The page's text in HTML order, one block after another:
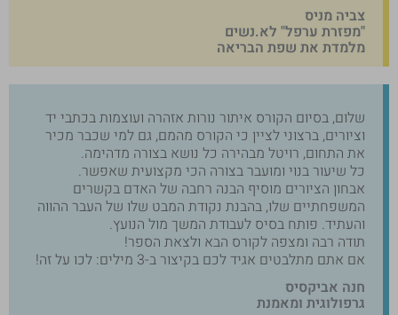
צביה מניס
"מפזרת ערפל" לא.נשים
מלמדת את שפת הבריאה
שלום, בסיום הקורס איתור נורות אזהרה ועוצמות בכתבי יד
וציורים, ברצוני לציין כי הקורס מהמם, גם למי שכבר מכיר
את התחום, רויטל מבהירה כל נושא בצורה מדהימה.
כל שיעור בנוי ומועבר בצורה הכי מקצועית שאפשר.
אבחון הציורים מוסיף הבנה רחבה של האדם בקשרים
המשפחתיים שלו, בהבנת נקודת המבט שלו של העבר ההווה
והעתיד. פותח בסיס לעבודת המשך מול הנועץ.
תודה רבה ומצפה לקורס הבא ולצאת הספר!
אם אתם מתלבטים אגיד לכם בקיצור ב-3 מילים: לכו על זה!
חנה אביקסיס
גרפולוגית ומאמנת